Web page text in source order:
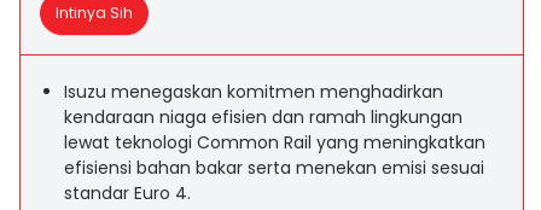
Intinya Sih
Isuzu menegaskan komitmen menghadirkan
kendaraan niaga efisien dan ramah lingkungan
lewat teknologi Common Rail yang meningkatkan
efisiensi bahan bakar serta menekan emisi sesuai
standar Euro 4.